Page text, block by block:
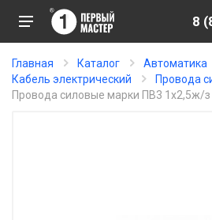
8
Главная Каталог
Автоматика
Кабель электрический
Провода
Провода силовые марки ПВ3 1х2,5ж/з